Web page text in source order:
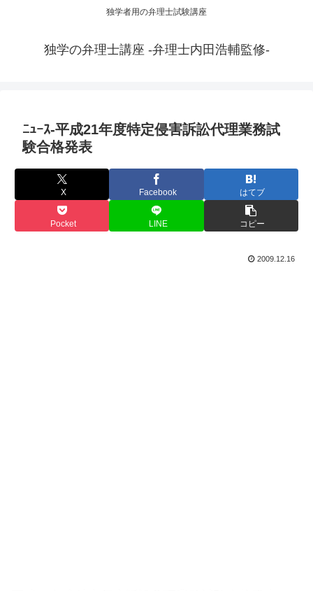
独学者用の弁理士試験講座
独学の弁理士講座 -弁理士内田浩輔監修-
ﾆｭｰｽ-平成21年度特定侵害訴訟代理業務試
験合格発表
X Facebook はてブ
Pocket LINE コピー
2009.12.16